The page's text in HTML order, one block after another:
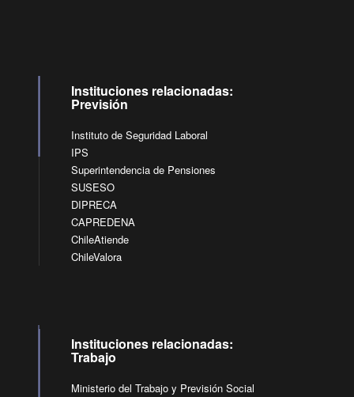
Instituciones relacionadas:
Previsión
Instituto de Seguridad Laboral
IPS
Superintendencia de Pensiones
SUSESO
DIPRECA
CAPREDENA
ChileAtiende
ChileValora
Instituciones relacionadas:
Trabajo
Ministerio del Trabajo y Previsión Social